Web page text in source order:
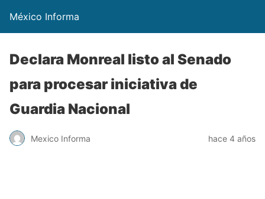
México Informa
Declara Monreal listo al Senado
para procesar iniciativa de
Guardia Nacional
Mexico Informa hace 4 años